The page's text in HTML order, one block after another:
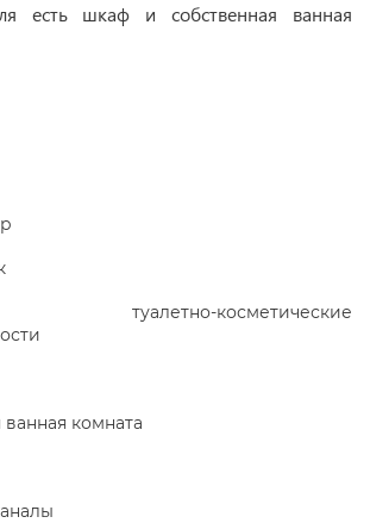
есть шкаф и собственная ванная
туалетно-косметические
комната